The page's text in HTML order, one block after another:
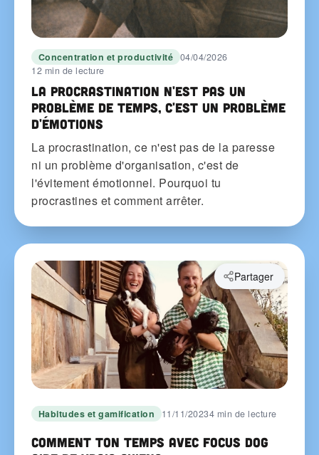
Concentration et productivité 04/04/2026
12 min de lecture
La procrastination n'est pas un
problème de temps, c'est un problème
d'émotions
La procrastination, ce n'est pas de la paresse
ni un problème d'organisation, c'est de
l'évitement émotionnel. Pourquoi tu
procrastines et comment arrêter.
Habitudes et gamification 11/11/20234 min de lecture
Comment ton temps avec Focus Dog
Partager